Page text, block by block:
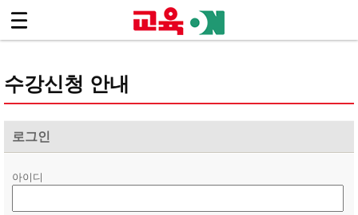
.footer { background:#444 !important; }
수강신청 안내
로그인
아이디
마이페이지
수강신청 안내
강좌시청
내강좌